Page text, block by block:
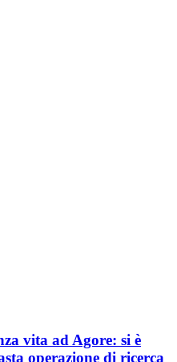
vita ad Agore: si è
operazione di ricerca